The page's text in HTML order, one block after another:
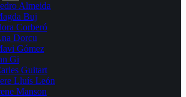
Almeida
Buj
Corberó
Dorcu
Gómez
Gi
Guitart
Lluís León
Manson